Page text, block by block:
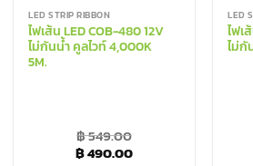
LED STRIP RIBBON
ไฟเส้น LED COB-480 12V
ไม่กันน้ำ คูลไวท์ 4,000K
5M.
฿549.00
Original price was: ฿ 549.00.
฿490.00Current price is: ฿
LED
ไฟเ
ไม่กั